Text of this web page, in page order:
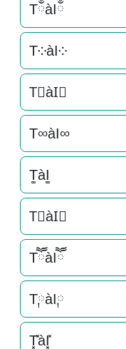
TྂàIྂ
T༶àI༶
T⃕àI⃕
T∞àI∞
T͚àI͚
T⃒àI⃒
TཽàIཽ
T༙àI༙
T͓̽àI͓̽